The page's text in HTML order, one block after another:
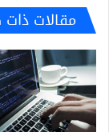
مقالات